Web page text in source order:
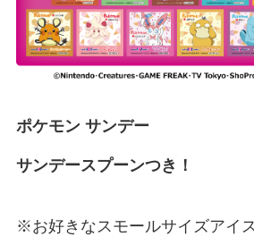
ポケモン サンデー
サンデースプーンつき！
※お好きなスモールサイズアイ